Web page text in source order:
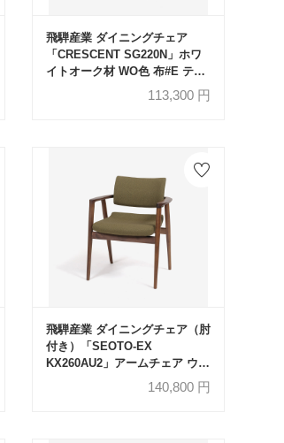
飛騨産業 ダイニングチェア
「CRESCENT SG220N」ホワ
イトオーク材 WO色 布#E テン
ドBE【受注生産品】113,300 円
飛騨産業 ダイニングチェア（肘
付き）「SEOTO-EX
KX260AU2」アームチェア ウォ
ールナット材 WA色 布#E ミモ
140,800 円